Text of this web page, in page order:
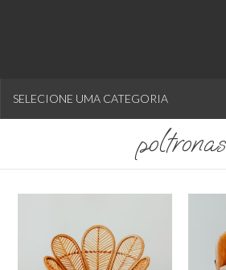
SELECIONE UMA CATEGORIA
poltronas